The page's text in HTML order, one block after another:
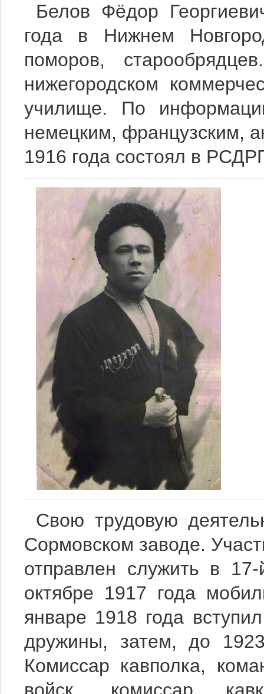
Белов Фёдор
года в Нижнем
поморов,
нижегородском
училище. По
немецким, французским,
1916 года состоял в
Свою трудовую
Сормовском заводе.
отправлен служить в
октябре 1917 года
январе 1918 года
дружины, затем, до
Комиссар кавполка,